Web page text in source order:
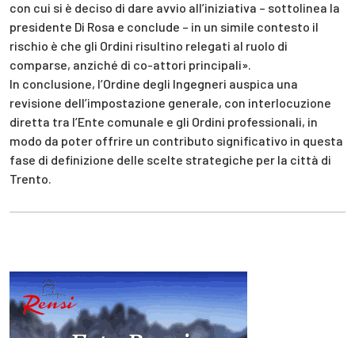
con cui si è deciso di dare avvio all’iniziativa – sottolinea la
presidente Di Rosa e conclude – in un simile contesto il
rischio è che gli Ordini risultino relegati al ruolo di
comparse, anziché di co-attori principali».
In conclusione, l’Ordine degli Ingegneri auspica una
revisione dell’impostazione generale, con interlocuzione
diretta tra l’Ente comunale e gli Ordini professionali, in
modo da poter offrire un contributo significativo in questa
fase di definizione delle scelte strategiche per la città di
Trento.